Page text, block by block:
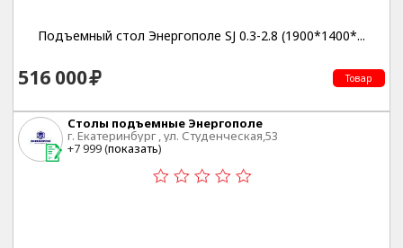
Подъемный стол Энергополе SJ 0.3-2.8 (1900*1400*...
516 000 Товар
Столы подъемные Энергополе
г. Екатеринбург , ул. Студенческая,53
+7 999 (показать)